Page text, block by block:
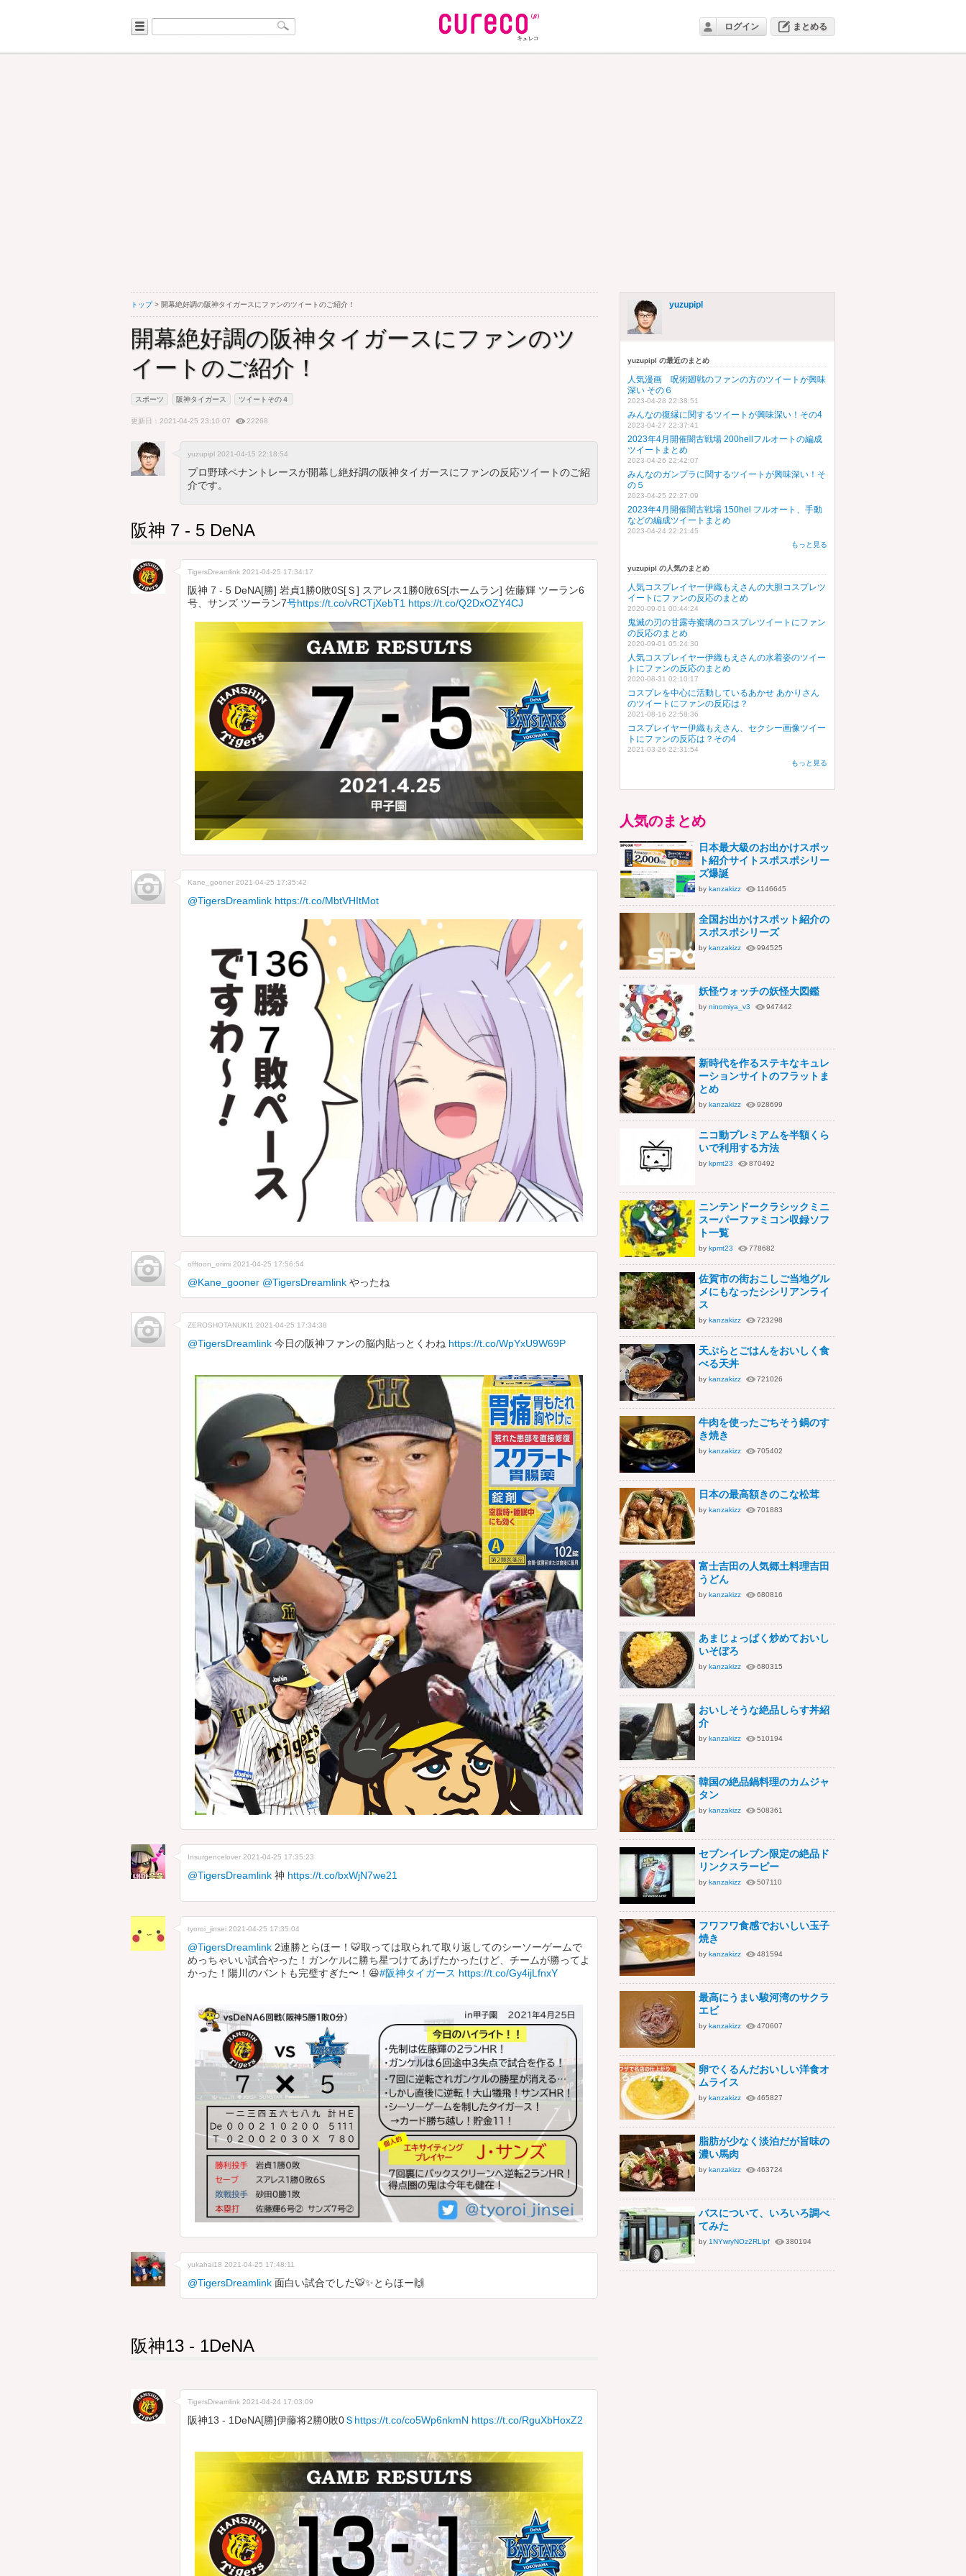
ログイン まとめる
トップ> 開幕絶好調の阪神タイガースにファンのツイートのご紹介！
開幕絶好調の阪神タイガースにファンのツ
イートのご紹介！
スポーツ 阪神タイガース ツイートその４
更新日：2021-04-25 23:10:07 22268
yuzupipl 2021-04-15 22:18:54
プロ野球ペナントレースが開幕し絶好調の阪神タイガースにファンの反応ツイートのご紹
介です。
阪神 7 - 5 DeNA
TigersDreamlink 2021-04-25 17:34:17
阪神 7 - 5 DeNA[勝] 岩貞1勝0敗0S[Ｓ] スアレス1勝0敗6S[ホームラン] 佐藤輝 ツーラン6
号、サンズ ツーラン7号https://t.co/vRCTjXebT1 https://t.co/Q2DxOZY4CJ
Kane_gooner 2021-04-25 17:35:42
@TigersDreamlink https://t.co/MbtVHItMot
offtoon_orimi 2021-04-25 17:56:54
@Kane_gooner @TigersDreamlink やったね
ZEROSHOTANUKI1 2021-04-25 17:34:38
@TigersDreamlink 今日の阪神ファンの脳内貼っとくわね https://t.co/WpYxU9W69P
Insurgencelover 2021-04-25 17:35:23
@TigersDreamlink 神 https://t.co/bxWjN7we21
tyoroi_jinsei 2021-04-25 17:35:04
@TigersDreamlink 2連勝とらほー！🐯取っては取られて取り返してのシーソーゲームで
めっちゃいい試合やった！ガンケルに勝ち星つけてあげたかったけど、チームが勝ってよ
かった！陽川のバントも完璧すぎた〜！😆#阪神タイガース https://t.co/Gy4ijLfnxY
yukahai18 2021-04-25 17:48:11
@TigersDreamlink 面白い試合でした🐯✨とらほー🙌
阪神13 - 1DeNA
TigersDreamlink 2021-04-24 17:03:09
阪神13 - 1DeNA[勝]伊藤将2勝0敗0Ｓhttps://t.co/co5Wp6nkmN https://t.co/RguXbHoxZ2
yuzupipl
yuzupipl の最近のまとめ
人気漫画 呪術廻戦のファンの方のツイートが興味
深い その６
2023-04-28 22:38:51
みんなの復縁に関するツイートが興味深い！その4
2023-04-27 22:37:41
2023年4月開催闇古戦場 200hellフルオートの編成
ツイートまとめ
2023-04-26 22:42:07
みんなのガンプラに関するツイートが興味深い！そ
の５
2023-04-25 22:27:09
2023年4月開催闇古戦場 150hel フルオート、手動
などの編成ツイートまとめ
2023-04-24 22:21:45
もっと見る
yuzupipl の人気のまとめ
人気コスプレイヤー伊織もえさんの大胆コスプレツ
イートにファンの反応のまとめ
2020-09-01 00:44:24
鬼滅の刃の甘露寺蜜璃のコスプレツイートにファン
の反応のまとめ
2020-09-01 05:24:30
人気コスプレイヤー伊織もえさんの水着姿のツイー
トにファンの反応のまとめ
2020-08-31 02:10:17
コスプレを中心に活動しているあかせ あかりさん
のツイートにファンの反応は？
2021-08-16 22:58:36
コスプレイヤー伊織もえさん、セクシー画像ツイー
トにファンの反応は？その4
2021-03-26 22:31:54
もっと見る
人気のまとめ
日本最大級のお出かけスポッ
ト紹介サイトスポスポシリー
ズ爆誕
by kanzakizz 1146645
全国お出かけスポット紹介の
スポスポシリーズ
by kanzakizz 994525
妖怪ウォッチの妖怪大図鑑
by ninomiya_v3 947442
新時代を作るステキなキュレ
ーションサイトのフラットま
とめ
by kanzakizz 928699
ニコ動プレミアムを半額くら
いで利用する方法
by kpmt23 870492
ニンテンドークラシックミニ
スーパーファミコン収録ソフ
ト一覧
by kpmt23 778682
佐賀市の街おこしご当地グル
メにもなったシシリアンライ
ス
by kanzakizz 723298
天ぷらとごはんをおいしく食
べる天丼
by kanzakizz 721026
牛肉を使ったごちそう鍋のす
き焼き
by kanzakizz 705402
日本の最高額きのこな松茸
by kanzakizz 701883
富士吉田の人気郷土料理吉田
うどん
by kanzakizz 680816
あまじょっぱく炒めておいし
いそぼろ
by kanzakizz 680315
おいしそうな絶品しらす丼紹
介
by kanzakizz 510194
韓国の絶品鍋料理のカムジャ
タン
by kanzakizz 508361
セブンイレブン限定の絶品ド
リンクスラーピー
by kanzakizz 507110
フワフワ食感でおいしい玉子
焼き
by kanzakizz 481594
最高にうまい駿河湾のサクラ
エビ
by kanzakizz 470607
卵でくるんだおいしい洋食オ
ムライス
by kanzakizz 465827
脂肪が少なく淡泊だが旨味の
濃い馬肉
by kanzakizz 463724
バスについて、いろいろ調べ
てみた
by 1NYwryNOz2RLlpf 380194